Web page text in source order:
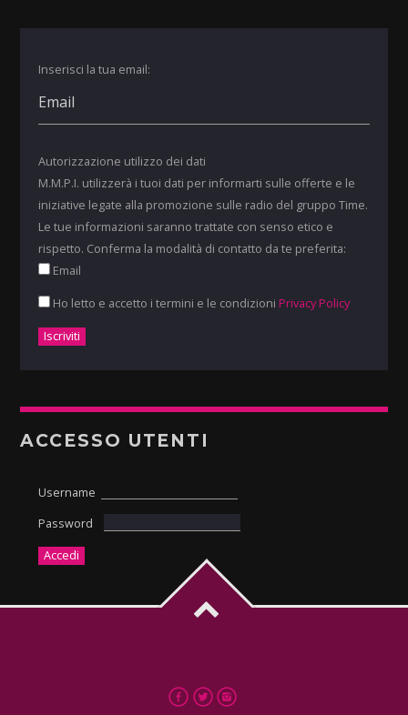
Inserisci la tua email:
Autorizzazione utilizzo dei dati
M.M.P.I. utilizzerà i tuoi dati per informarti sulle offerte e le
iniziative legate alla promozione sulle radio del gruppo Time.
Le tue informazioni saranno trattate con senso etico e
rispetto. Conferma la modalità di contatto da te preferita:
Email
Ho letto e accetto i termini e le condizioni Privacy Policy
ACCESSO UTENTI
Username
Password